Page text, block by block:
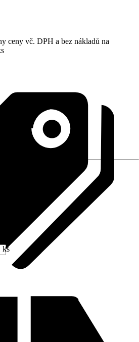
ceny vč. DPH a bez nákladů na
ks